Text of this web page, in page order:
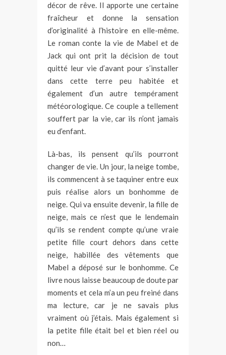
décor de rêve. Il apporte une certaine
fraîcheur et donne la sensation
d’originalité à l’histoire en elle-même.
Le roman conte la vie de Mabel et de
Jack qui ont prit la décision de tout
quitté leur vie d’avant pour s’installer
dans cette terre peu habitée et
également d’un autre tempérament
météorologique. Ce couple a tellement
souffert par la vie, car ils n’ont jamais
eu d’enfant.
Là-bas, ils pensent qu’ils pourront
changer de vie. Un jour, la neige tombe,
ils commencent à se taquiner entre eux
puis réalise alors un bonhomme de
neige. Qui va ensuite devenir, la fille de
neige, mais ce n’est que le lendemain
qu’ils se rendent compte qu’une vraie
petite fille court dehors dans cette
neige, habillée des vêtements que
Mabel a déposé sur le bonhomme. Ce
livre nous laisse beaucoup de doute par
moments et cela m’a un peu freiné dans
ma lecture, car je ne savais plus
vraiment où j’étais. Mais également si
la petite fille était bel et bien réel ou
non…